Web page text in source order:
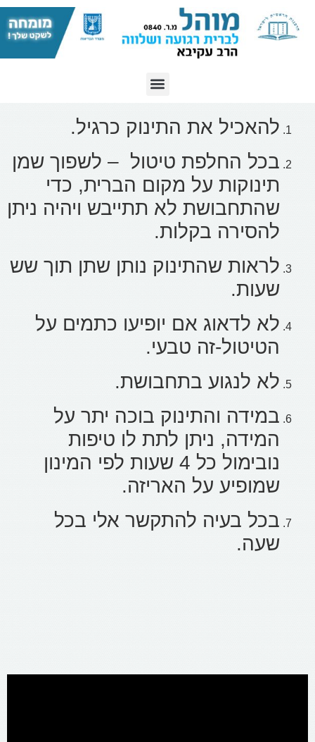
להאכיל את התינוק כרגיל.
בכל החלפת טיטול – לשפוך שמן
תינוקות על מקום הברית, כדי
שהתחבושת לא תתייבש ויהיה ניתן
להסירה בקלות.
לראות שהתינוק נותן שתן תוך שש
שעות.
לא לדאוג אם יופיעו כתמים על
הטיטול-זה טבעי.
לא לנגוע בתחבושת.
במידה והתינוק בוכה יתר על
המידה, ניתן לתת לו טיפות
נובימול כל 4 שעות לפי המינון
שמופיע על האריזה.
בכל בעיה להתקשר אלי בכל
שעה.